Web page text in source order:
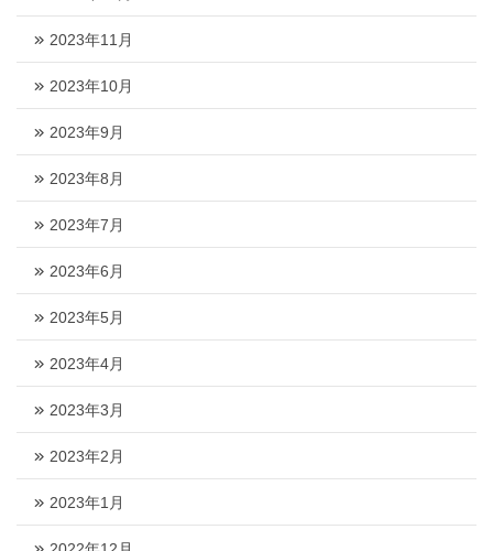
2023年11月
2023年10月
2023年9月
2023年8月
2023年7月
2023年6月
2023年5月
2023年4月
2023年3月
2023年2月
2023年1月